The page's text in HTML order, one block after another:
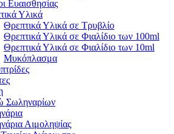
Ευαισθησίας
Υλικά
Θρεπτικά Υλικά σε Τρυβλίο
Θρεπτικά Υλικά σε Φιαλίδιο των 100ml
Θρεπτικά Υλικά σε Φιαλίδιο των 10ml
Μυκόπλασμα
Σωληναρίων
Αιμοληψίας